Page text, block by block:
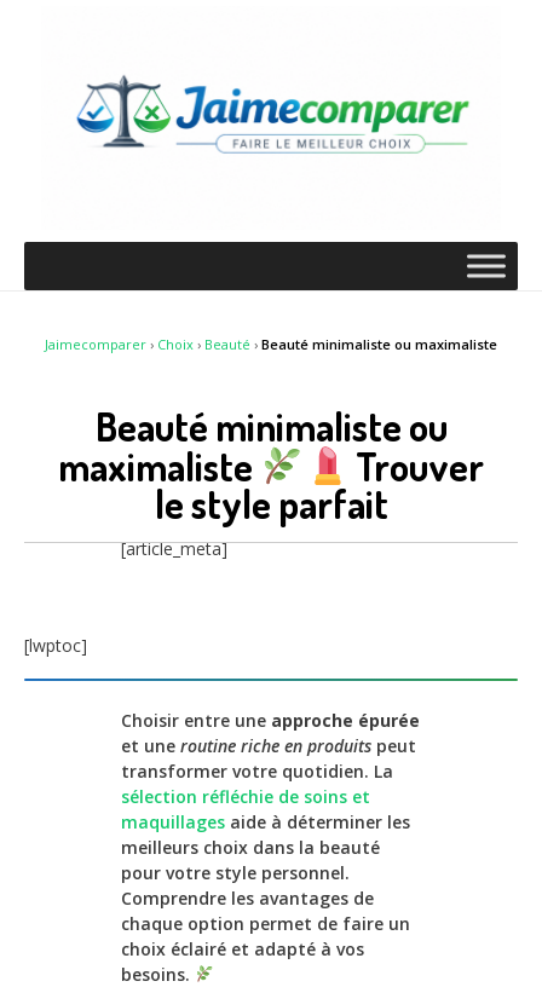
Jaimecomparer › Choix › Beauté › Beauté minimaliste ou maximaliste
Beauté minimaliste ou
maximaliste
Trouver
le style parfait
[article_meta]
[lwptoc]
Choisir entre une approche épurée
et une routine riche en produits peut
transformer votre quotidien. La
sélection réfléchie de soins et
maquillages aide à déterminer les
meilleurs choix dans la beauté
pour votre style personnel.
Comprendre les avantages de
chaque option permet de faire un
choix éclairé et adapté à vos
besoins.